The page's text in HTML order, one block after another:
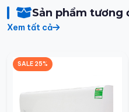
Sản phẩm tương
Xem tất cả
SALE 25%